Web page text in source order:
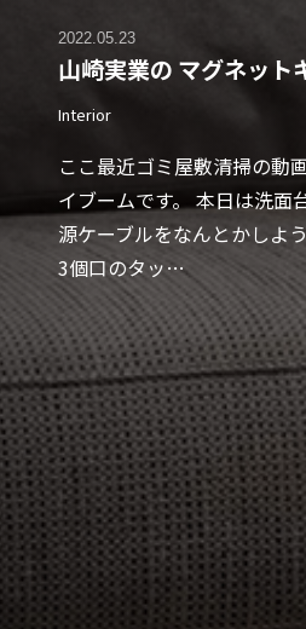
2022.05.23
山崎実業の マグネット
Interior
ここ最近ゴミ屋敷清掃の動
イブームです。 本日は洗面
源ケーブルをなんとかしよ
3個口のタッ…